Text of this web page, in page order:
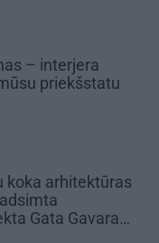
– interjera
priekšstatu
koka arhitektūras
Gata Gavara